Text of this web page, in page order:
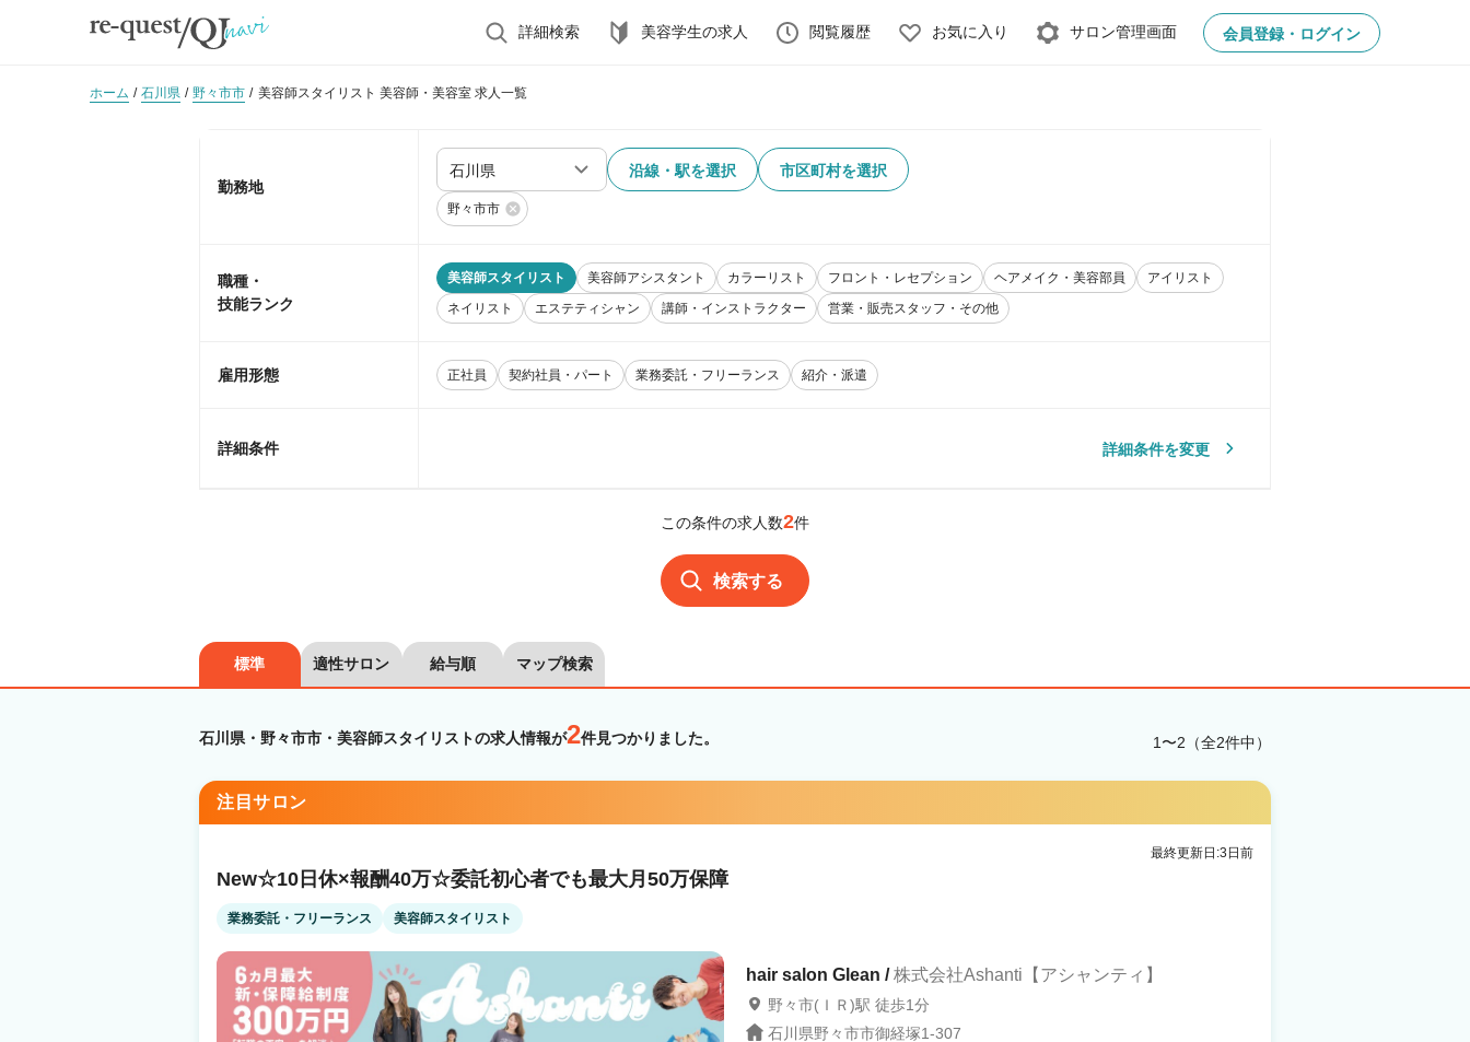
詳細検索 美容学生の求人 閲覧履歴 お気に入り サロン管理画面 会員登録・ログイン
ホーム 石川県 野々市市 美容師スタイリスト 美容師・美容室 求人一覧
勤務地
沿線・駅を選択 市区町村を選択
野々市市
職種・
技能ランク
美容師スタイリスト 美容師アシスタント カラーリスト フロント・レセプション ヘアメイク・美容部員
アイリスト
ネイリスト
エステティシャン 講師・インストラクター 営業・販売スタッフ・その他
雇用形態 正社員 契約社員・パート 業務委託・フリーランス 紹介・派遣
詳細条件 詳細条件を変更
この条件の求人数2件
検索する
標準 適性サロン 給与順 マップ検索
石川県・野々市市・美容師スタイリストの求人情報が2件見つかりました。 1〜2（全2件中）
注目サロン
最終更新日:3日前
New☆10日休×報酬40万☆委託初心者でも最大月50万保障
業務委託・フリーランス 美容師スタイリスト
hair salon Glean /株式会社Ashanti【アシャンティ】
野々市(ＩＲ)駅 徒歩1分
石川県野々市市御経塚1-307